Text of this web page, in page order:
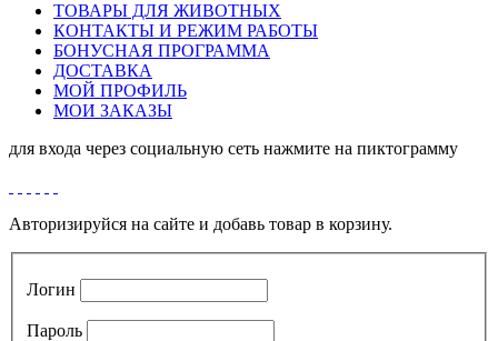
ТОВАРЫ ДЛЯ ЖИВОТНЫХ
КОНТАКТЫ И РЕЖИМ РАБОТЫ
БОНУСНАЯ ПРОГРАММА
ДОСТАВКА
МОЙ ПРОФИЛЬ
МОИ ЗАКАЗЫ
для входа через социальную сеть нажмите на пиктограмму
Авторизируйся на сайте и добавь товар в корзину.
Логин
Пароль